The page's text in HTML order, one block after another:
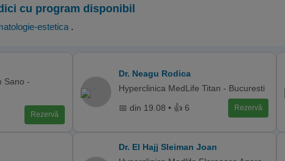
cu program disponibil
estetica .
Sano -
Rezervă
Dr. Neagu Rodica
Hyperclinica MedLife Titan - Bucuresti
📅 din 19.08 • 👍 6 Rezervă
Dr. El Hajj Sleiman Joan